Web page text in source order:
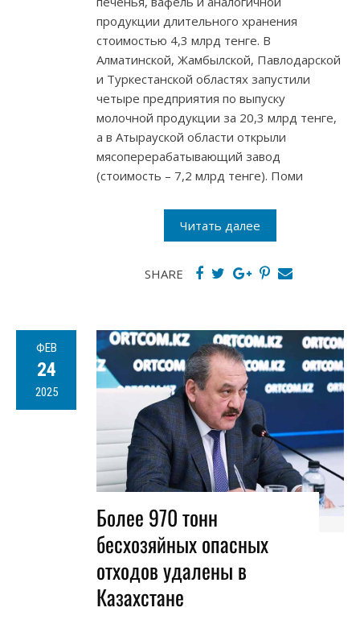
продукции длительного хранения
стоимостью 4,3 млрд тенге. В
Алматинской, Жамбылской, Павлодарской
и Туркестанской областях запустили
четыре предприятия по выпуску
молочной продукции за 20,3 млрд тенге,
а в Атырауской области открыли
мясоперерабатывающий завод
(стоимость – 7,2 млрд тенге). Поми
Читать далее
SHARE
ФЕВ
24
2025
Более 970 тонн
бесхозяйных опасных
отходов удалены в
Казахстане